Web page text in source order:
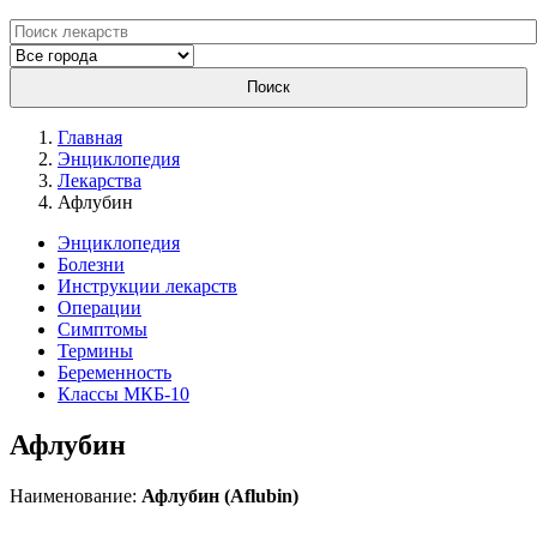
Поиск
Главная
Энциклопедия
Лекарства
Афлубин
Энциклопедия
Болезни
Инструкции лекарств
Операции
Симптомы
Термины
Беременность
Классы МКБ-10
Афлубин
Наименование: Афлубин (Аflubin)